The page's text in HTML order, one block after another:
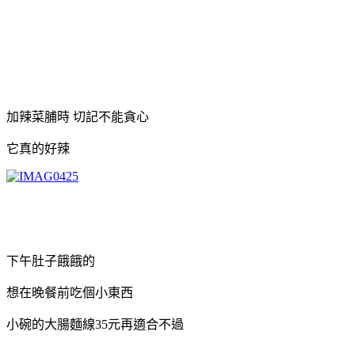
加辣菜脯時 切記不能貪心
它真的好辣
下午肚子餓餓的
想在晚餐前吃個小東西
小碗的大腸麵線35元再適合不過